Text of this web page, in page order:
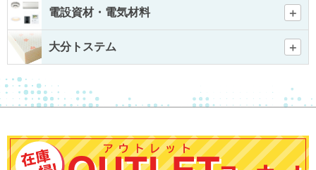
電設資材・電気材料
大分トステム